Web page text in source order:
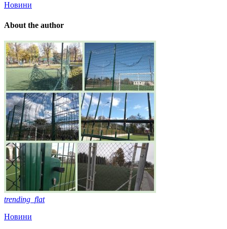
Новини
About the author
trending_flat
Новини